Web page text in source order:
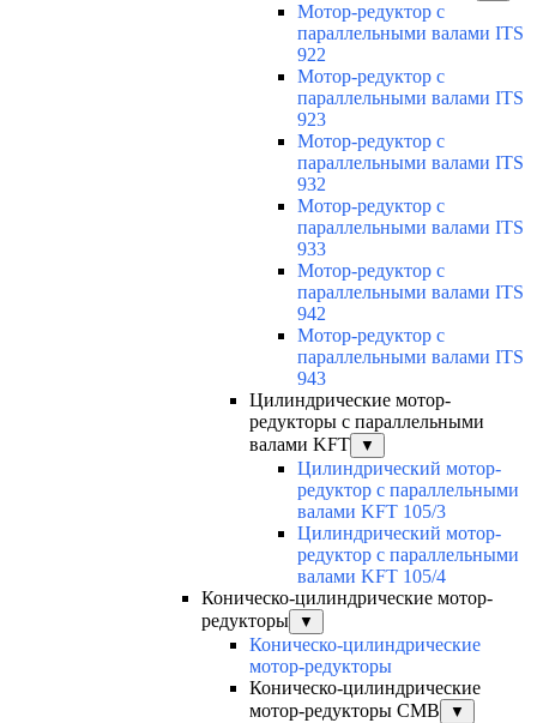
Мотор-редуктор с
параллельными валами ITS
922
Мотор-редуктор с
параллельными валами ITS
923
Мотор-редуктор с
параллельными валами ITS
932
Мотор-редуктор с
параллельными валами ITS
933
Мотор-редуктор с
параллельными валами ITS
942
Мотор-редуктор с
параллельными валами ITS
943
Цилиндрические мотор-
редукторы с параллельными
валами KFT
▼
Цилиндрический мотор-
редуктор с параллельными
валами KFT 105/3
Цилиндрический мотор-
редуктор с параллельными
валами KFT 105/4
Коническо-цилиндрические мотор-
редукторы
▼
Коническо-цилиндрические
мотор-редукторы
Коническо-цилиндрические
мотор-редукторы CMB
▼